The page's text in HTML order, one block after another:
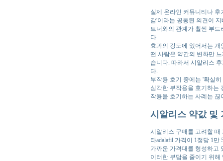
실제 온라인 커뮤니티나
감'이라는 공통된 의견이
트너와의 관계가 훨씬 부
다.
효과의 강도에 있어서는
떤 사람은 약간의 변화만
습니다. 따라서 시알리스
다.
부작용 호기 중에는 '확실
심각한 부작용을 호기하는
작용을 호기하는 사례는 끊
시알리스 약값 및
시알리스 구매를 고려할 때
타adalafil 가격이 1정당 1
가까운 가격대를 형성하고
이러한 부담을 줄이기 위